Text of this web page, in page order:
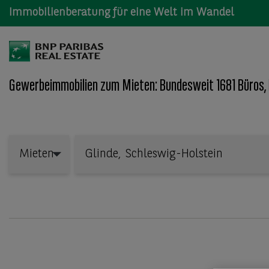
Immobilienberatung für eine Welt im Wandel
Gewerbeimmobilien zum Mieten: Bundesweit 1681
Mieten